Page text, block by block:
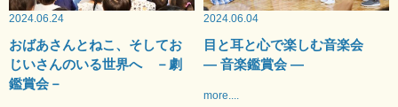
2024.06.24
おばあさんとねこ、そしてお
じいさんのいる世界へ －劇
鑑賞会－
2024.06.04
目と耳と心で楽しむ音楽会
— 音楽鑑賞会 —
more....